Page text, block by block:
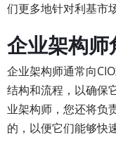
们更多地针对利基市场
企业架构师
企业架构师通常向
结构和流程，以确保
业架构师，您还将负
的，以便它们能够快